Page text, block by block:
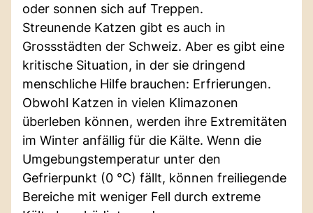
oder sonnen sich auf Treppen.
Streunende Katzen gibt es auch in
Grossstädten der Schweiz. Aber es gibt eine
kritische Situation, in der sie dringend
menschliche Hilfe brauchen: Erfrierungen.
Obwohl Katzen in vielen Klimazonen
überleben können, werden ihre Extremitäten
im Winter anfällig für die Kälte. Wenn die
Umgebungstemperatur unter den
Gefrierpunkt (0 °C) fällt, können freiliegende
Bereiche mit weniger Fell durch extreme